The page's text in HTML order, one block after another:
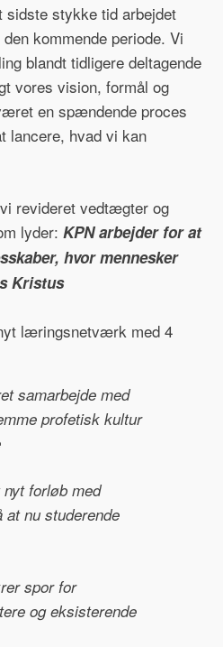
sidste stykke tid arbejdet
kommende periode. Vi
blandt tidligere deltagende
vores vision, formål og
en spændende proces
lancere, hvad vi kan
revideret vedtægter og
lyder: KPN arbejder for at
hvor mennesker
Kristus
læringsnetværk med 4
samarbejde med
profetisk kultur
forløb med
nu studerende
spor for
og eksisterende